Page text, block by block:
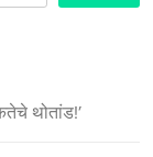
थोतांड!’